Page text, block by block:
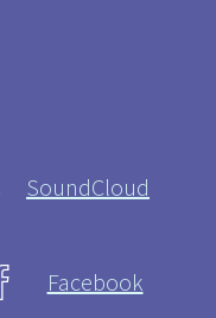
SoundCloud
Facebook